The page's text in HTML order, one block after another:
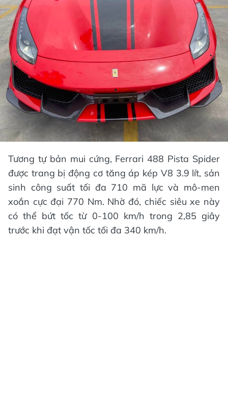
Tương tự bản mui cứng, Ferrari 488 Pista Spider
được trang bị động cơ tăng áp kép V8 3.9 lít, sản
sinh công suất tối đa 710 mã lực và mô-men
xoắn cực đại 770 Nm. Nhờ đó, chiếc siêu xe này
có thể bứt tốc từ 0-100 km/h trong 2,85 giây
trước khi đạt vận tốc tối đa 340 km/h.